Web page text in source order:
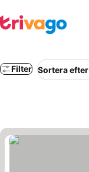
Filter Sortera efter